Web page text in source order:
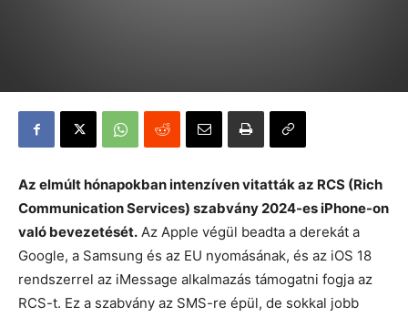
Az elmúlt hónapokban intenzíven vitatták az RCS (Rich
Communication Services) szabvány 2024-es iPhone-on
való bevezetését. Az Apple végül beadta a derekát a
Google, a Samsung és az EU nyomásának, és az iOS 18
rendszerrel az iMessage alkalmazás támogatni fogja az
RCS-t. Ez a szabvány az SMS-re épül, de sokkal jobb